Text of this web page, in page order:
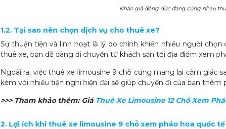
Khán giả đông đúc đang cùng nhau
1.2. Tại sao nên chọn dịch vụ cho thuê xe?
Sự thuận tiện và linh hoạt là lý do chính khiến nhiều người
thuê xe, bạn dễ dàng di chuyển từ khách sạn tới địa điểm xem
Ngoài ra, việc thuê xe limousine 9 chỗ cũng mang lại cảm giác
kèm với nhiều tiện nghi hiện đại sẽ giúp chuyến đi của bạn thêm
>>> Tham khảo thêm: Giá Thuê Xe Limousine 12 Chỗ Xem
2. Lợi ích khi thuê xe limousine 9 chỗ xem pháo hoa quốc